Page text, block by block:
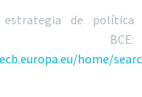
de política
BCE:
home/